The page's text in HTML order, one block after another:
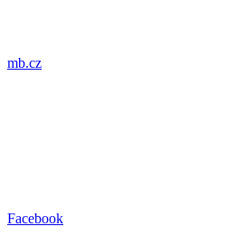
mb.cz
Facebook